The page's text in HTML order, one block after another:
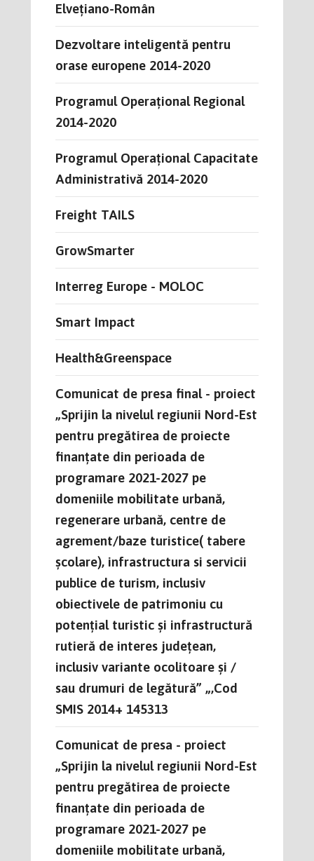
Elvețiano-Român
Dezvoltare inteligentă pentru
orase europene 2014-2020
Programul Operațional Regional
2014-2020
Programul Operațional Capacitate
Administrativă 2014-2020
Freight TAILS
GrowSmarter
Interreg Europe - MOLOC
Smart Impact
Health&Greenspace
Comunicat de presa final - proiect
„Sprijin la nivelul regiunii Nord-Est
pentru pregătirea de proiecte
finanțate din perioada de
programare 2021-2027 pe
domeniile mobilitate urbană,
regenerare urbană, centre de
agrement/baze turistice( tabere
școlare), infrastructura si servicii
publice de turism, inclusiv
obiectivele de patrimoniu cu
potențial turistic și infrastructură
rutieră de interes județean,
inclusiv variante ocolitoare și /
sau drumuri de legătură” „,Cod
SMIS 2014+ 145313
Comunicat de presa - proiect
„Sprijin la nivelul regiunii Nord-Est
pentru pregătirea de proiecte
finanțate din perioada de
programare 2021-2027 pe
domeniile mobilitate urbană,